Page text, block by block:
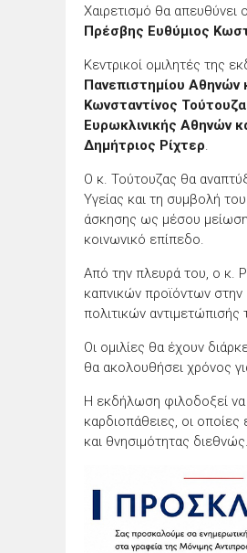
Χαιρετισμό θα απευθύνει ο
Πρέσβης Ευθύμιος
Κεντρικοί ομιλητές της
Πανεπιστημίου Αθηνών
Κωνσταντίνος
Ευρωκλινικής Αθηνών
Δημήτριος Ρίχτερ.
Ο κ. Τούτουζας θα
Υγείας και τη συμβολή
άσκησης ως μέσου
κοινωνικό επίπεδο.
Από την πλευρά του, ο κ.
καπνικών προϊόντων στην
πολιτικών
Οι ομιλίες θα έχουν
θα ακολουθήσει χρόνος
Η εκδήλωση φιλοδοξεί να
καρδιοπάθειες, οι
και θνησιμότητας διεθνώς.